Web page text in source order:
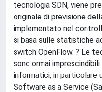
tecnologia SDN, viene
originale di previsione
implementato nel
si basa sulle statistiche
switch OpenFlow. ? Le
sono ormai
informatici, in particolare
Software as a Service